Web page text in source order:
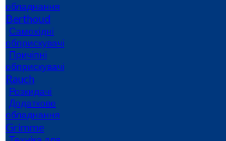
обладнання
Berthoud
Самохідні
обприскувачі
Причіпні
обприскувачі
Rauch
Розкидачі
Додаткове
обладнання
Grimme